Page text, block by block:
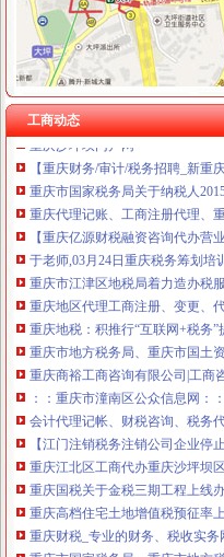
工商动态
【注册注销工商税务办理代理记
《一般纳税人注销流程》100篇
重庆工商注册代理记账变更税务
重庆财税_专业的财务、税收实务
国家税务总局2015年持续加“规范
重庆沙坪坝门户网
【重庆财务/审计/税务招聘_新重
重庆市国家税务局关于纳税人
重庆代理记账、工商注册代理、
【重庆亿源财税融资咨询代办营
于老师,03月24日重庆税务筹划培
重庆市江津区地税局着力造办税服
重庆地区代理工商注册、变更、
重庆地税：积推行“互联网+税务”
重庆市地方税务局、重庆市国土
重庆商裕工商咨询有限公司|工商
：：重庆市潼南区公众信息网：：
会计代理记帐、财税咨询、税务
【江门注销税务注销公司企业停
重庆江北区工商代办重庆沙坪坝
重庆国税关于金税三期工程上线
重庆高档住宅土地增值税预征率
重庆财税_专业的财务、税收实务
重庆市国家税务局、重庆市地方